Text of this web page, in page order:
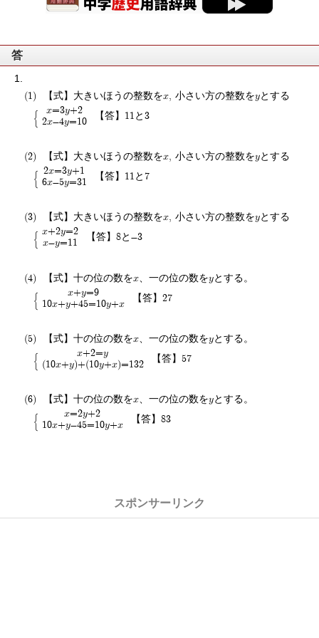
答
【式】大きいほうの整数をx, 小さい方の整数をyとする
x=3y+2
2x-4y=10
【答】11と3
【式】大きいほうの整数をx, 小さい方の整数をyとする
2x=3y+1
6x-5y=31
【答】11と7
【式】大きいほうの整数をx, 小さい方の整数をyとする
x+2y=2
x-y=11
【答】8と-3
【式】十の位の数をx、一の位の数をyとする。
x+y=9
10x+y+45=10y+x
【答】27
【式】十の位の数をx、一の位の数をyとする。
x+2=y
(10x+y)+(10y+x)=132
【答】57
【式】十の位の数をx、一の位の数をyとする。
x=2y+2
10x+y-45=10y+x
【答】83